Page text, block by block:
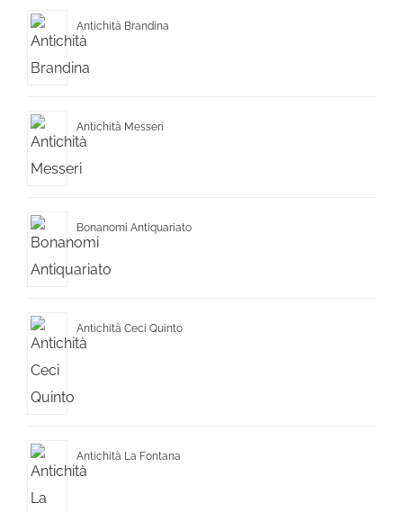
Antichità Brandina
Antichità Messeri
Bonanomi Antiquariato
Antichità Ceci Quinto
Antichità La Fontana